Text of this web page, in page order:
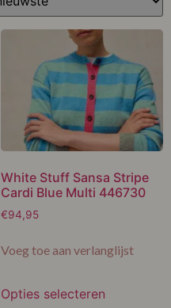
White Stuff Sansa Stripe
Cardi Blue Multi 446730
€94,95
Voeg toe aan verlanglijst
Opties selecteren